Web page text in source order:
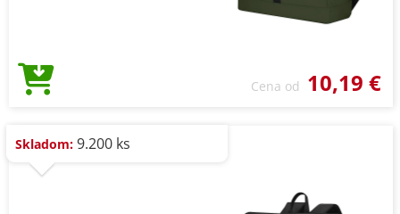
Cena od 10,19 €
Skladom: 9.200 ks